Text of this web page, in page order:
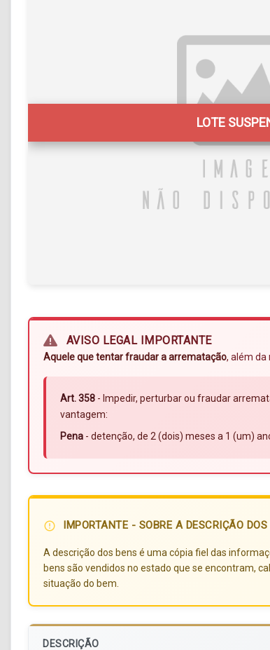
LOTE
AVISO LEGAL IMPORTANTE
Aquele que tentar fraudar a arrematação, além da
Art. 358 - Impedir, perturbar ou fraudar
vantagem:
Pena - detenção, de 2 (dois) meses a 1 (um)
error_outline IMPORTANTE - SOBRE A DESCRIÇÃO DOS
A descrição dos bens é uma cópia fiel das
bens são vendidos no estado que se encontram,
situação do bem.
DESCRIÇÃO